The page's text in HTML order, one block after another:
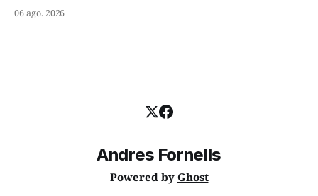
Dime, hombre sabio, ¿qué es el amor según tú? Su
06 ago. 2026
Andres Fornells
Powered by Ghost